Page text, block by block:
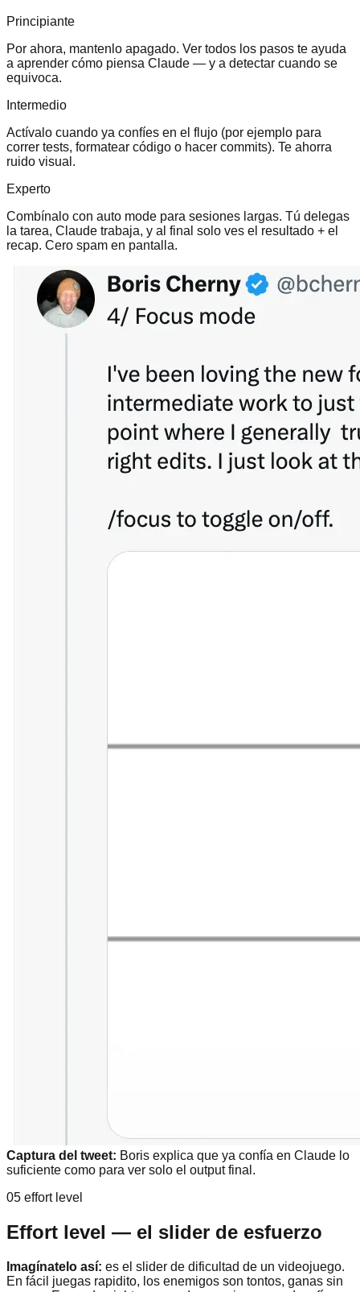
Principiante
Por ahora, mantenlo apagado. Ver todos los pasos te ayuda
a aprender cómo piensa Claude — y a detectar cuando se
equivoca.
Intermedio
Actívalo cuando ya confíes en el flujo (por ejemplo para
correr tests, formatear código o hacer commits). Te ahorra
ruido visual.
Experto
Combínalo con auto mode para sesiones largas. Tú delegas
la tarea, Claude trabaja, y al final solo ves el resultado + el
recap. Cero spam en pantalla.
Captura del tweet: Boris explica que ya confía en Claude lo
suficiente como para ver solo el output final.
05 effort level
Effort level — el slider de esfuerzo
Imagínatelo así: es el slider de dificultad de un videojuego.
En fácil juegas rapidito, los enemigos son tontos, ganas sin